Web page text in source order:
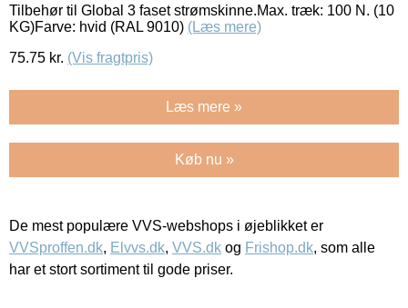
Tilbehør til Global 3 faset strømskinne.Max. træk: 100 N. (10
KG)Farve: hvid (RAL 9010) (Læs mere)
75.75 kr. (Vis fragtpris)
Læs mere »
Køb nu »
De mest populære VVS-webshops i øjeblikket er
VVSproffen.dk, Elvvs.dk, VVS.dk og Frishop.dk, som alle
har et stort sortiment til gode priser.